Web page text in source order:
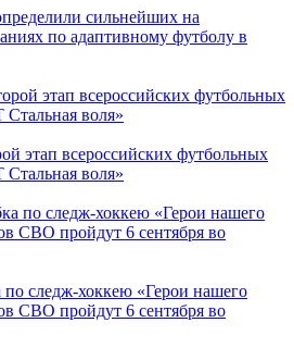
сильнейших на
по адаптивному футболу в
этап всероссийских футбольных
воля»
следж-хоккею «Герои нашего
СВО пройдут 6 сентября во